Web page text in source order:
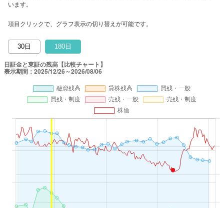
います。
項目クリックで、グラフ表示の切り替えが可能です。
30日 180日